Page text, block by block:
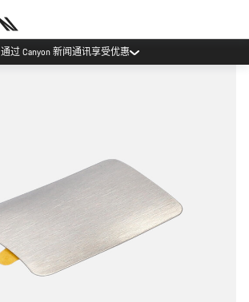
通过 Canyon 新闻通讯享受优惠